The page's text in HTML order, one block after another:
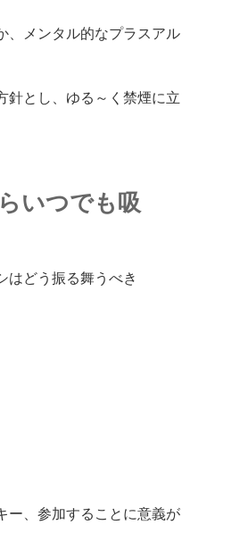
、メンタル的なプラスアル
針とし、ゆる～く禁煙に立
いつでも吸
はどう振る舞うべき
ー、参加することに意義が